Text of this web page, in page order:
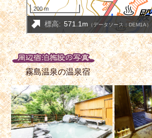
霧島温泉の温泉宿